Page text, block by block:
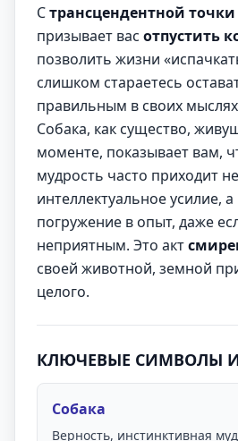
Странсцендентной
призывает вас отпустить
позволить жизни
слишком стараетесь
правильным в своих мыслях
Собака, как существо,
моменте, показывает вам,
мудрость часто приходит
интеллектуальное усилие,
погружение в опыт, даже
неприятным. Это акт
своей животной, земной
целого.
КЛЮЧЕВЫЕ СИМВОЛЫ
Собака
Верность, инстинктивная